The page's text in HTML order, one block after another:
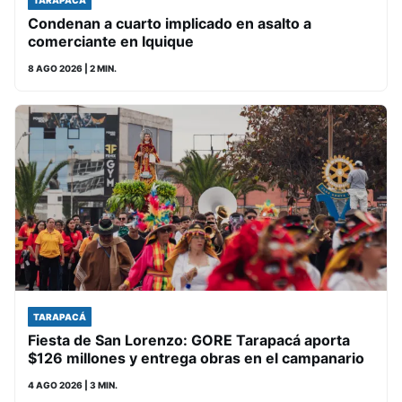
Condenan a cuarto implicado en asalto a
comerciante en Iquique
8 AGO 2026 | 2 MIN.
TARAPACÁ
Fiesta de San Lorenzo: GORE Tarapacá aporta
$126 millones y entrega obras en el campanario
4 AGO 2026 | 3 MIN.